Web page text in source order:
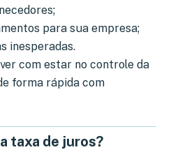
para sua empresa;
inesperadas.
com estar no controle da
forma rápida com
taxa de juros?